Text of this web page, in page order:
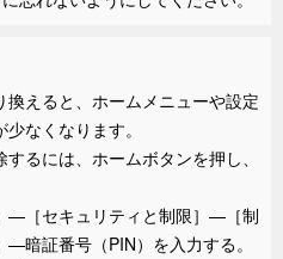
換えると、ホームメニューや設定
なくなります。
るには、 ホームボタンを押し、
— ［セキュリティと制限］—［制
—暗証番号（PIN）を入力する。